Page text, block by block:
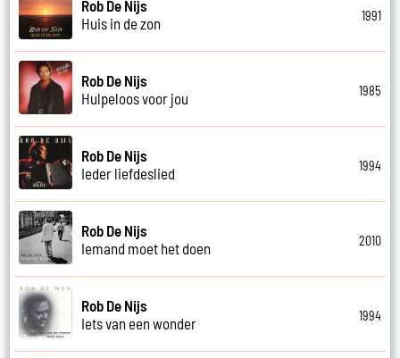
Rob De Nijs
Huis in de zon
1991
Rob De Nijs
Hulpeloos voor jou
1985
Rob De Nijs
Ieder liefdeslied
1994
Rob De Nijs
Iemand moet het doen
2010
Rob De Nijs
Iets van een wonder
1994